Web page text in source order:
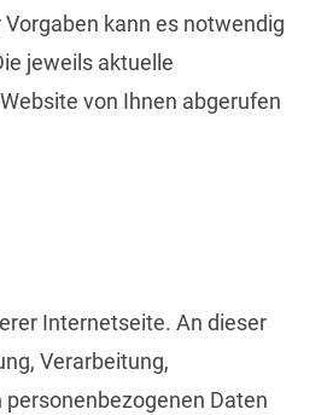
kann es notwendig
jeweils aktuelle
von Ihnen abgerufen
Internetseite. An dieser
Verarbeitung,
Daten